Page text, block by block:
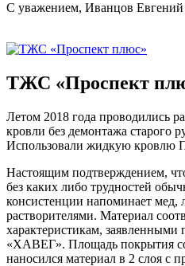
С уважением, Иванцов Евгений
ТЖС «Проспект
Летом 2018 года проводились
кровли без демонтажа старого
Использовали жидкую
Настоящим подтверждением,
без каких либо трудностей
консистенции напоминает мед,
растворителями. Материал
характеристикам,
«ХАВЕГ». Площадь покрытия
наносился материал в 2 слоя с